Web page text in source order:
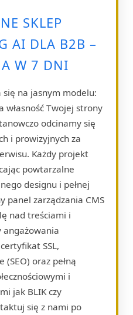
SKLEP
AI DLA B2B –
W 7 DNI
się na jasnym modelu:
własność Twojej strony
odcinamy się
i prowizyjnych za
Każdy projekt
powtarzalne
designu i pełnej
panel zarządzania CMS
nad treściami i
SSL,
oraz pełną
i
jak BLIK czy
się z nami po